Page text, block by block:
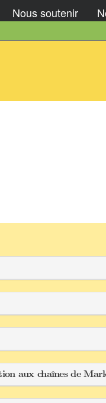
Nous soutenir
aux chaînes de